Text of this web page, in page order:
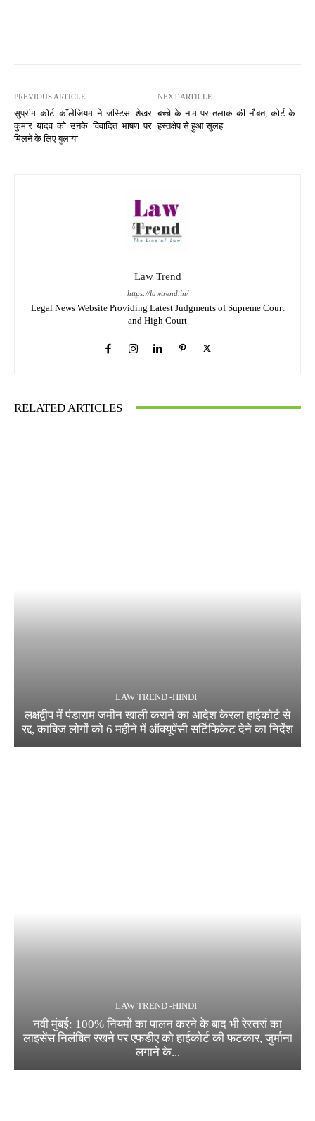
PREVIOUS ARTICLE
सुप्रीम कोर्ट कॉलेजियम ने जस्टिस शेखर
कुमार यादव को उनके विवादित भाषण पर
मिलने के लिए बुलाया
NEXT ARTICLE
बच्चे के नाम पर तलाक की नौबत, कोर्ट के
हस्तक्षेप से हुआ सुलह
Law Trend
https://lawtrend.in/
Legal News Website Providing Latest Judgments of Supreme Court
and High Court
RELATED ARTICLES
LAW TREND -HINDI
लक्षद्वीप में पंडाराम जमीन खाली कराने का आदेश केरला हाईकोर्ट से
रद्द, काबिज लोगों को 6 महीने में ऑक्यूपेंसी सर्टिफिकेट देने का निर्देश
LAW TREND -HINDI
नवी मुंबई: 100% नियमों का पालन करने के बाद भी रेस्तरां का
लाइसेंस निलंबित रखने पर एफडीए को हाईकोर्ट की फटकार, जुर्माना
लगाने के...